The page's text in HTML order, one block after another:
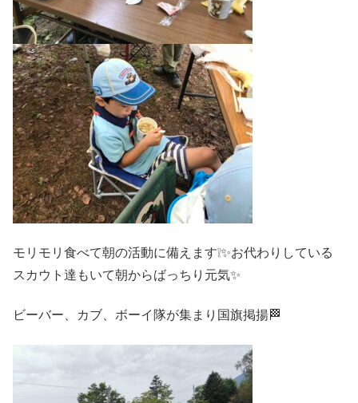
モリモリ食べて朝の活動に備えます❕✨お代わりしている
スカウト達もいて朝からばっちり元気✨
ビーバー、カブ、ボーイ隊が集まり国旗掲揚🏁